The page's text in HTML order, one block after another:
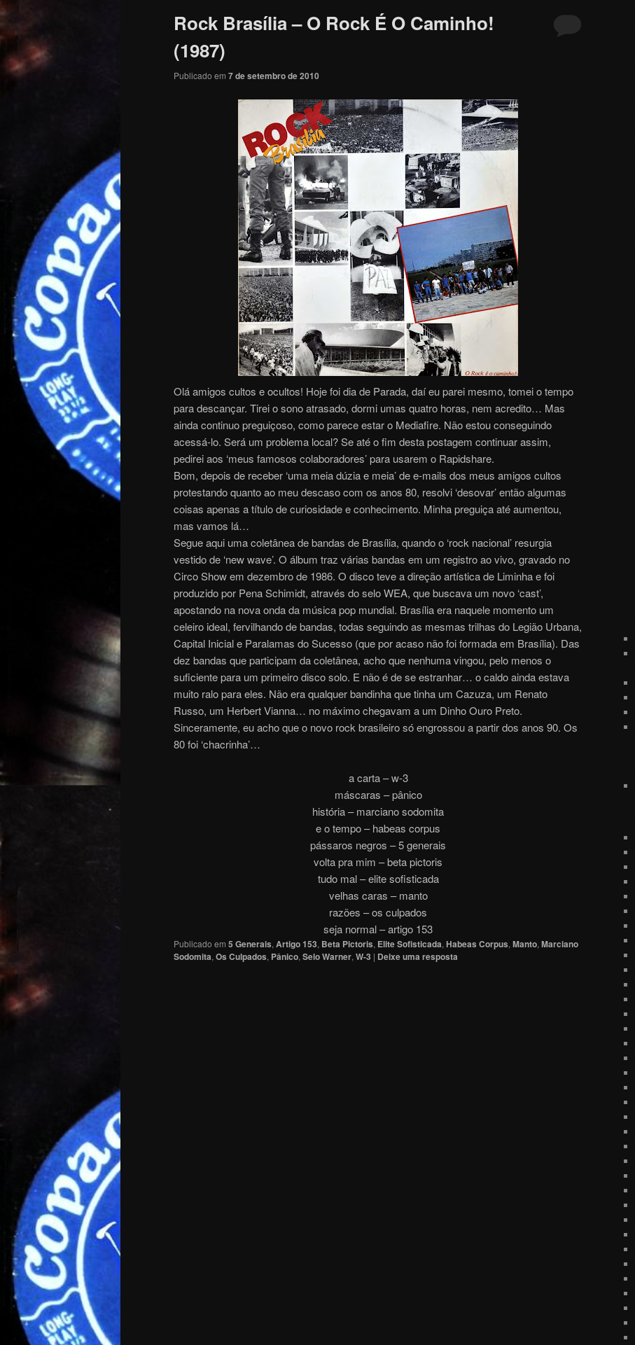
Rock Brasília – O Rock É O Caminho!
(1987)
Publicado em 7 de setembro de 2010
Olá amigos cultos e ocultos! Hoje foi dia de Parada, daí eu parei mesmo, tomei o tempo
para descançar. Tirei o sono atrasado, dormi umas quatro horas, nem acredito… Mas
ainda continuo preguiçoso, como parece estar o Mediafire. Não estou conseguindo
acessá-lo. Será um problema local? Se até o fim desta postagem continuar assim,
pedirei aos ‘meus famosos colaboradores’ para usarem o Rapidshare.
Bom, depois de receber ‘uma meia dúzia e meia’ de e-mails dos meus amigos cultos
protestando quanto ao meu descaso com os anos 80, resolvi ‘desovar’ então algumas
coisas apenas a título de curiosidade e conhecimento. Minha preguiça até aumentou,
mas vamos lá…
Segue aqui uma coletânea de bandas de Brasília, quando o ‘rock nacional’ resurgia
vestido de ‘new wave’. O álbum traz várias bandas em um registro ao vivo, gravado no
Circo Show em dezembro de 1986. O disco teve a direção artística de Liminha e foi
produzido por Pena Schimidt, através do selo WEA, que buscava um novo ‘cast’,
apostando na nova onda da música pop mundial. Brasília era naquele momento um
celeiro ideal, fervilhando de bandas, todas seguindo as mesmas trilhas do Legião Urbana,
Capital Inicial e Paralamas do Sucesso (que por acaso não foi formada em Brasília). Das
dez bandas que participam da coletânea, acho que nenhuma vingou, pelo menos o
suficiente para um primeiro disco solo. E não é de se estranhar… o caldo ainda estava
muito ralo para eles. Não era qualquer bandinha que tinha um Cazuza, um Renato
Russo, um Herbert Vianna… no máximo chegavam a um Dinho Ouro Preto.
Sinceramente, eu acho que o novo rock brasileiro só engrossou a partir dos anos 90. Os
80 foi ‘chacrinha’…
a carta – w-3
máscaras – pânico
história – marciano sodomita
e o tempo – habeas corpus
pássaros negros – 5 generais
volta pra mim – beta pictoris
tudo mal – elite sofisticada
velhas caras – manto
razões – os culpados
seja normal – artigo 153
Publicado em 5 Generais, Artigo 153, Beta Pictoris, Elite Sofisticada, Habeas Corpus, Manto, Marciano
Sodomita, Os Culpados, Pânico, Selo Warner, W-3 | Deixe uma resposta